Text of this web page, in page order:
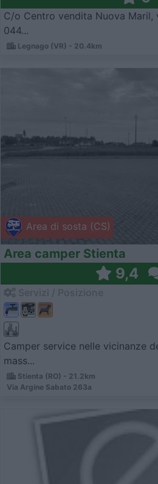
C/o Centro vendita Nuova Maril,
044...
Legnago (VR) - 20.4km
Area di sosta (CS)
Area camper Stienta
9,4
Camper service nelle vicinanze
mass...
Stienta (RO) - 21.2km
Via Argine Sabato 263a